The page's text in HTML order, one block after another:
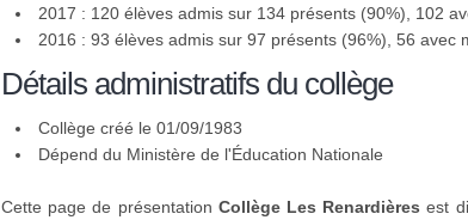
2017 : 120 élèves admis sur 134 présents (90%), 102
2016 : 93 élèves admis sur 97 présents (96%), 56 avec
Détails administratifs du collège
Collège créé le 01/09/1983
Dépend du Ministère de l'Éducation Nationale
Cette page de présentation Collège Les Renardières est